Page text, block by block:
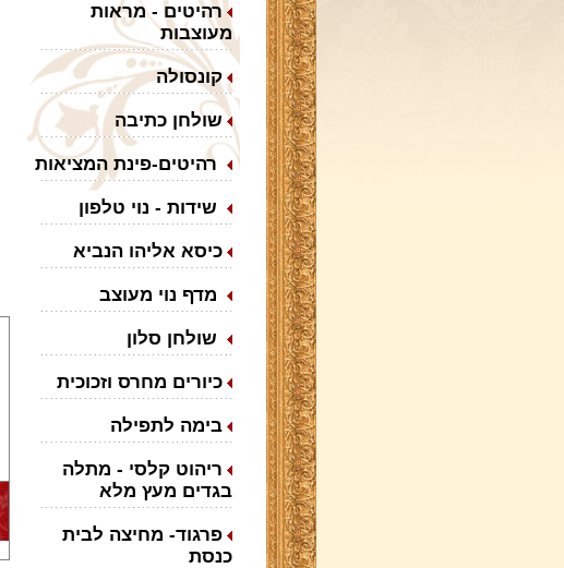
רהיטים - מראות
מעוצבות
קונסולה
שולחן כתיבה
רהיטים-פינת המציאות
שידות - נוי טלפון
כיסא אליהו הנביא
מדף נוי מעוצב
שולחן סלון
כיורים מחרס וזכוכית
בימה לתפילה
ריהוט קלסי - מתלה
בגדים מעץ מלא
פרגוד- מחיצה לבית
כנסת